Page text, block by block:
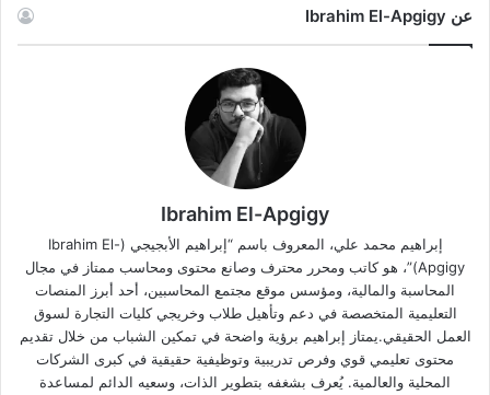
عن Ibrahim El-Apgigy
Ibrahim El-Apgigy
إبراهيم محمد علي، المعروف باسم “إبراهيم الأبجيجي (Ibrahim El-
Apgigy)”، هو كاتب ومحرر محترف وصانع محتوى ومحاسب ممتاز في مجال
المحاسبة والمالية، ومؤسس موقع مجتمع المحاسبين، أحد أبرز المنصات
التعليمية المتخصصة في دعم وتأهيل طلاب وخريجي كليات التجارة لسوق
العمل الحقيقي.يمتاز إبراهيم برؤية واضحة في تمكين الشباب من خلال تقديم
محتوى تعليمي قوي وفرص تدريبية وتوظيفية حقيقية في كبرى الشركات
المحلية والعالمية. يُعرف بشغفه بتطوير الذات، وسعيه الدائم لمساعدة